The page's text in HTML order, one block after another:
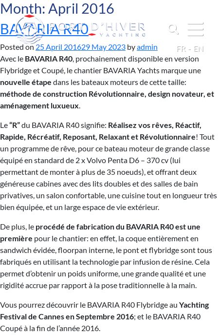
FR EN
Month: April 2016
BAVARIA R40
Posted on25 April 201629 May 2023 byadmin
Avec le BAVARIA R40, prochainement disponible en version
Flybridge et Coupé, le chantier BAVARIA Yachts marque une
nouvelle étape dans les bateaux moteurs de cette taille:
méthode de construction Révolutionnaire, design novateur, et
aménagement luxueux.
Le“R”du BAVARIA R40 signifie: Réalisez vos rêves, Réactif,
Rapide, Récréatif, Reposant, Relaxant et Révolutionnaire! Tout
un programme de rêve, pour ce bateau moteur de grande classe
équipé en standard de 2 x Volvo Penta D6 – 370 cv (lui
permettant de monter à plus de 35 noeuds), et offrant deux
généreuse cabines avec des lits doubles et des salles de bain
privatives, un salon confortable, une cuisine tout en longueur très
bien équipée, et un large espace de vie extérieur.
De plus, le procédé de fabrication du BAVARIA R40 est une
première pour le chantier: en effet, la coque entièrement en
sandwich évidée, floorpan interne, le pont et flybridge sont tous
fabriqués en utilisant la technologie par infusion de résine. Cela
permet d’obtenir un poids uniforme, une grande qualité et une
rigidité accrue par rapport à la pose traditionnelle à la main.
Vous pourrez découvrir le BAVARIA R40 Flybridge au Yachting
Festival de Cannes en Septembre 2016; et le BAVARIA R40
Coupé à la fin de l’année 2016.